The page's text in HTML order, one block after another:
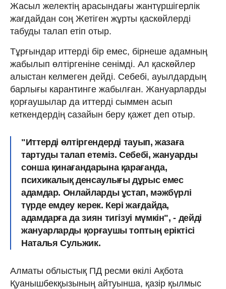
Жасыл желектің арасындағы жантүршігерлік
жағдайдан соң Жетіген жұрты қаскөйлерді
табуды талап етіп отыр.
Тұрғындар иттерді бір емес, бірнеше адамның
жабылып өлтіргеніне сенімді. Ал қаскөйлер
алыстан келмеген дейді. Себебі, ауылдардың
барлығы карантинге жабылған. Жануарларды
қорғаушылар да иттерді сыммен асып
кеткендердің сазайын беру қажет деп отыр.
"Иттерді өлтіргендерді тауып, жазаға
тартуды талап етеміз. Себебі, жануарды
сонша қинағандарына қарағанда,
психикалық денсаулығы дұрыс емес
адамдар. Онлайларды ұстап, мәжбүрлі
түрде емдеу керек. Кері жағдайда,
адамдарға да зиян тигізуі мүмкін", - дейді
жануарларды қорғаушы топтың еріктісі
Наталья Сульжик.
Алматы облыстық ПД ресми өкілі Ақбота
Қуанышбекқызының айтуынша, қазір қылмыс